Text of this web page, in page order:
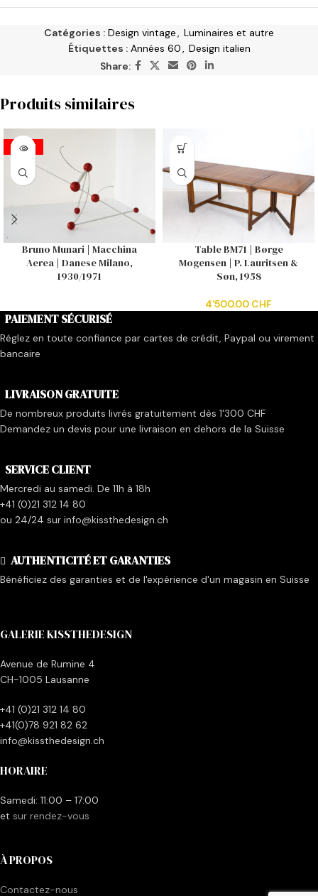
Catégories : Design vintage, Luminaires et autre
Étiquettes : Années 60, Design italien
Share:
Produits similaires
VENDU
Bruno Munari | Macchina
Aerea | Danese Milano,
1930/1971
Table BM71 | Børge
Mogensen | P. Lauritsen &
Søn, 1958
4'500.00 CHF
PAIEMENT SÉCURISÉ
Réglez en toute confiance par cartes de crédit, Paypal ou virement
bancaire
LIVRAISON GRATUITE
De nombreux produits livrés gratuitement dès 1'300 CHF
Demandez un devis pour une livraison en dehors de la Suisse
SERVICE CLIENT
Mercredi au samedi. De 11h à 18h
+41 (0)21 312 14 80
ou 24/24 sur info@kissthedesign.ch
AUTHENTICITÉ ET GARANTIES
Bénéficiez des garanties et de l'expérience d'un magasin en Suisse
GALERIE KISSTHEDESIGN
Avenue de Rumine 4
CH-1005 Lausanne
+41 (0)21 312 14 80
+41(0)78 921 82 62
info@kissthedesign.ch
HORAIRE
Samedi: 11:00 – 17:00
et sur rendez-vous
À PROPOS
Contactez-nous